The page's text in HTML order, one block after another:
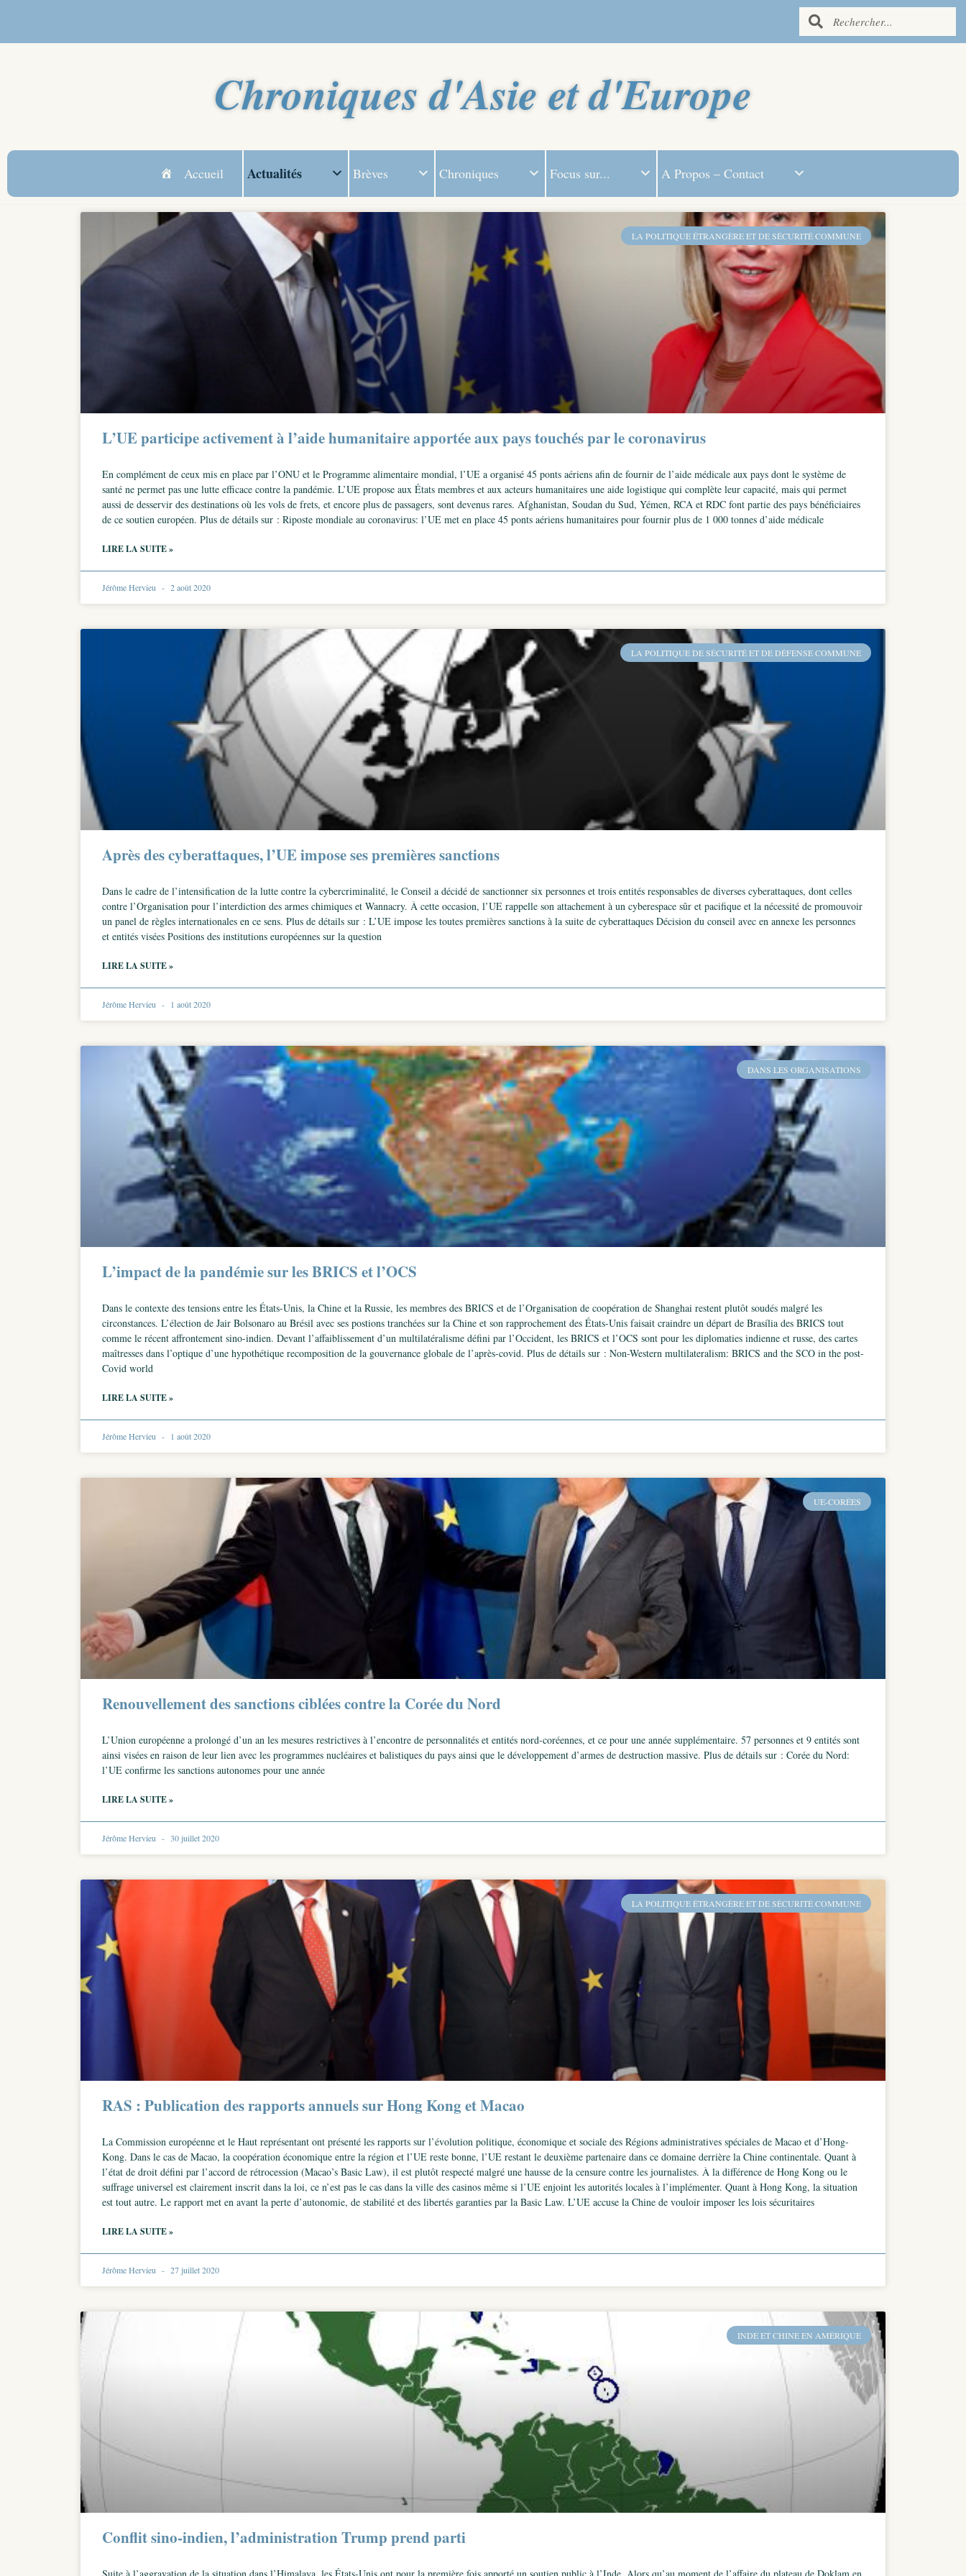
Chroniques d'Asie et d'Europe
Accueil Actualités Brèves Chroniques Focus sur... A Propos – Contact
LA POLITIQUE ÉTRANGÈRE ET DE SÉCURITÉ COMMUNE
L’UE participe activement à l’aide humanitaire apportée aux pays touchés par le coronavirus
En complément de ceux mis en place par l’ONU et le Programme alimentaire mondial, l’UE a organisé 45 ponts aériens afin de fournir de l’aide médicale aux pays dont le système de
santé ne permet pas une lutte efficace contre la pandémie. L’UE propose aux États membres et aux acteurs humanitaires une aide logistique qui complète leur capacité, mais qui permet
aussi de desservir des destinations où les vols de frets, et encore plus de passagers, sont devenus rares. Afghanistan, Soudan du Sud, Yémen, RCA et RDC font partie des pays bénéficiaires
de ce soutien européen. Plus de détails sur : Riposte mondiale au coronavirus: l’UE met en place 45 ponts aériens humanitaires pour fournir plus de 1 000 tonnes d’aide médicale
LIRE LA SUITE »
Jérôme Hervieu 2 août 2020
LA POLITIQUE DE SÉCURITÉ ET DE DÉFENSE COMMUNE
Après des cyberattaques, l’UE impose ses premières sanctions
Dans le cadre de l’intensification de la lutte contre la cybercriminalité, le Conseil a décidé de sanctionner six personnes et trois entités responsables de diverses cyberattaques, dont celles
contre l’Organisation pour l’interdiction des armes chimiques et Wannacry. À cette occasion, l’UE rappelle son attachement à un cyberespace sûr et pacifique et la nécessité de promouvoir
un panel de règles internationales en ce sens. Plus de détails sur : L’UE impose les toutes premières sanctions à la suite de cyberattaques Décision du conseil avec en annexe les personnes
et entités visées Positions des institutions européennes sur la question
LIRE LA SUITE »
Jérôme Hervieu 1 août 2020
DANS LES ORGANISATIONS
L’impact de la pandémie sur les BRICS et l’OCS
Dans le contexte des tensions entre les États-Unis, la Chine et la Russie, les membres des BRICS et de l’Organisation de coopération de Shanghai restent plutôt soudés malgré les
circonstances. L’élection de Jair Bolsonaro au Brésil avec ses postions tranchées sur la Chine et son rapprochement des États-Unis faisait craindre un départ de Brasília des BRICS tout
comme le récent affrontement sino-indien. Devant l’affaiblissement d’un multilatéralisme défini par l’Occident, les BRICS et l’OCS sont pour les diplomaties indienne et russe, des cartes
maîtresses dans l’optique d’une hypothétique recomposition de la gouvernance globale de l’après-covid. Plus de détails sur : Non-Western multilateralism: BRICS and the SCO in the post-
Covid world
LIRE LA SUITE »
Jérôme Hervieu 1 août 2020
UE-CORÉES
Renouvellement des sanctions ciblées contre la Corée du Nord
L’Union européenne a prolongé d’un an les mesures restrictives à l’encontre de personnalités et entités nord-coréennes, et ce pour une année supplémentaire. 57 personnes et 9 entités sont
ainsi visées en raison de leur lien avec les programmes nucléaires et balistiques du pays ainsi que le développement d’armes de destruction massive. Plus de détails sur : Corée du Nord:
l’UE confirme les sanctions autonomes pour une année
LIRE LA SUITE »
Jérôme Hervieu 30 juillet 2020
LA POLITIQUE ÉTRANGÈRE ET DE SÉCURITÉ COMMUNE
RAS : Publication des rapports annuels sur Hong Kong et Macao
La Commission européenne et le Haut représentant ont présenté les rapports sur l’évolution politique, économique et sociale des Régions administratives spéciales de Macao et d’Hong-
Kong. Dans le cas de Macao, la coopération économique entre la région et l’UE reste bonne, l’UE restant le deuxième partenaire dans ce domaine derrière la Chine continentale. Quant à
l’état de droit défini par l’accord de rétrocession (Macao’s Basic Law), il est plutôt respecté malgré une hausse de la censure contre les journalistes. À la différence de Hong Kong ou le
suffrage universel est clairement inscrit dans la loi, ce n’est pas le cas dans la ville des casinos même si l’UE enjoint les autorités locales à l’implémenter. Quant à Hong Kong, la situation
est tout autre. Le rapport met en avant la perte d’autonomie, de stabilité et des libertés garanties par la Basic Law. L’UE accuse la Chine de vouloir imposer les lois sécuritaires
LIRE LA SUITE »
Jérôme Hervieu 27 juillet 2020
INDE ET CHINE EN AMÉRIQUE
Conflit sino-indien, l’administration Trump prend parti